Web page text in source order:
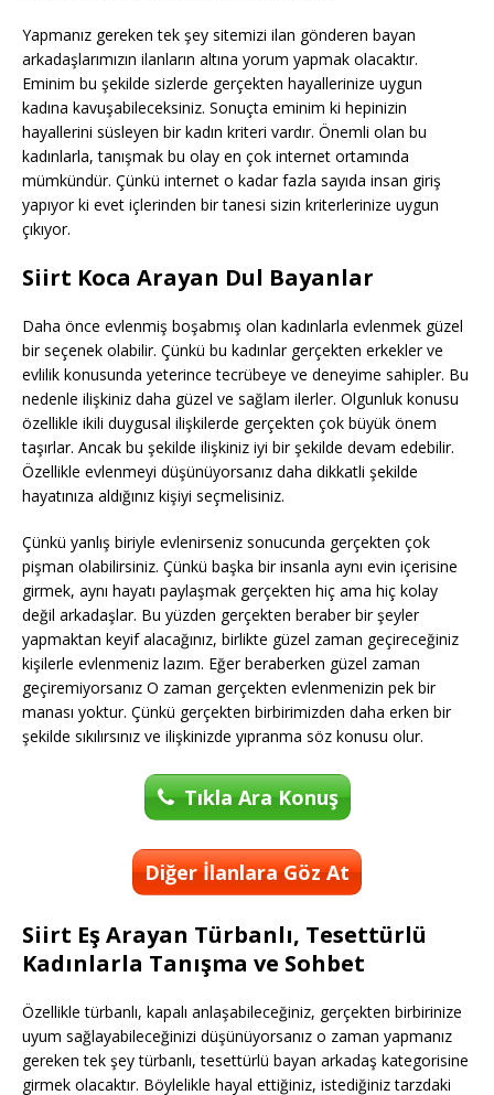
Yapmanız gereken tek şey sitemizi ilan gönderen bayan
arkadaşlarımızın ilanların altına yorum yapmak olacaktır.
Eminim bu şekilde sizlerde gerçekten hayallerinize uygun
kadına kavuşabileceksiniz. Sonuçta eminim ki hepinizin
hayallerini süsleyen bir kadın kriteri vardır. Önemli olan bu
kadınlarla, tanışmak bu olay en çok internet ortamında
mümkündür. Çünkü internet o kadar fazla sayıda insan giriş
yapıyor ki evet içlerinden bir tanesi sizin kriterlerinize uygun
çıkıyor.
Siirt Koca Arayan Dul Bayanlar
Daha önce evlenmiş boşabmış olan kadınlarla evlenmek güzel
bir seçenek olabilir. Çünkü bu kadınlar gerçekten erkekler ve
evlilik konusunda yeterince tecrübeye ve deneyime sahipler. Bu
nedenle ilişkiniz daha güzel ve sağlam ilerler. Olgunluk konusu
özellikle ikili duygusal ilişkilerde gerçekten çok büyük önem
taşırlar. Ancak bu şekilde ilişkiniz iyi bir şekilde devam edebilir.
Özellikle evlenmeyi düşünüyorsanız daha dikkatli şekilde
hayatınıza aldığınız kişiyi seçmelisiniz.
Çünkü yanlış biriyle evlenirseniz sonucunda gerçekten çok
pişman olabilirsiniz. Çünkü başka bir insanla aynı evin içerisine
girmek, aynı hayatı paylaşmak gerçekten hiç ama hiç kolay
değil arkadaşlar. Bu yüzden gerçekten beraber bir şeyler
yapmaktan keyif alacağınız, birlikte güzel zaman geçireceğiniz
kişilerle evlenmeniz lazım. Eğer beraberken güzel zaman
geçiremiyorsanız O zaman gerçekten evlenmenizin pek bir
manası yoktur. Çünkü gerçekten birbirimizden daha erken bir
şekilde sıkılırsınız ve ilişkinizde yıpranma söz konusu olur.
Tıkla Ara Konuş
Diğer İlanlara Göz At
Siirt Eş Arayan Türbanlı, Tesettürlü
Kadınlarla Tanışma ve Sohbet
Özellikle türbanlı, kapalı anlaşabileceğiniz, gerçekten birbirinize
uyum sağlayabileceğinizi düşünüyorsanız o zaman yapmanız
gereken tek şey türbanlı, tesettürlü bayan arkadaş kategorisine
girmek olacaktır. Böylelikle hayal ettiğiniz, istediğiniz tarzdaki